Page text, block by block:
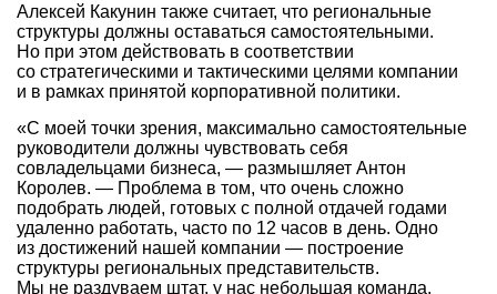
Алексей Какунин также считает, что региональные
структуры должны оставаться самостоятельными.
Но при этом действовать в соответствии
со стратегическими и тактическими целями компании
и в рамках принятой корпоративной политики.
«С моей точки зрения, максимально самостоятельные
руководители должны чувствовать себя
совладельцами бизнеса, — размышляет Антон
Королев. — Проблема в том, что очень сложно
подобрать людей, готовых с полной отдачей годами
удаленно работать, часто по 12 часов в день. Одно
из достижений нашей компании — построение
структуры региональных представительств.
Мы не раздуваем штат, у нас небольшая команда,